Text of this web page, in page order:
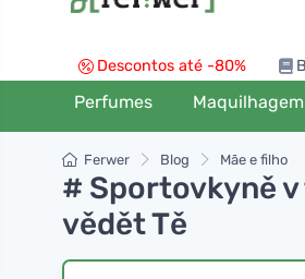
Descontos até -80%
Perfumes Maquilhagem
Ferwer Blog Mãe e filho
# Sportovkyně
vědět Tě